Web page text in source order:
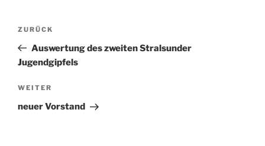
Beitragsnavigation
Vorheriger
Beitrag
ZURÜCK
Auswertung des zweiten Stralsunder
Jugendgipfels
Nächster
Beitrag
WEITER
neuer Vorstand